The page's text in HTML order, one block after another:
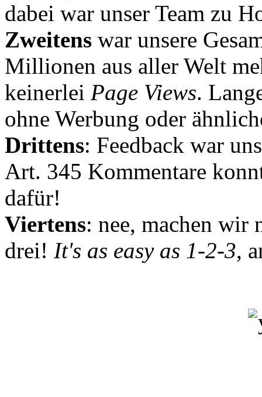
dabei war unser Team zu
Zweitens war unsere
Millionen aus aller Welt
keinerlei Page Views.
ohne Werbung oder
Drittens: Feedback war
Art. 345 Kommentare
dafür!
Viertens: nee, machen wir
drei! It's as easy as 1-2-3,